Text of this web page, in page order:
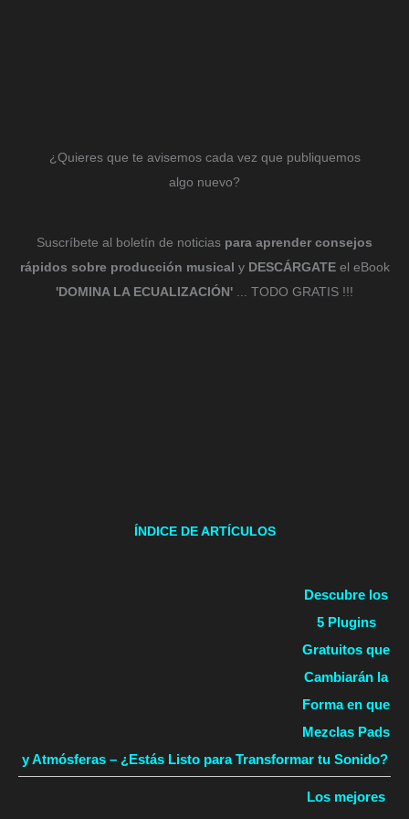
¿Quieres que te avisemos cada vez que publiquemos
algo nuevo?
Suscríbete al boletín de noticias para aprender consejos
rápidos sobre producción musical y DESCÁRGATEel eBook
'DOMINA LA ECUALIZACIÓN' ... TODO GRATIS !!!
ÍNDICE DE ARTÍCULOS
Descubre los
5 Plugins
Gratuitos que
Cambiarán la
Forma en que
Mezclas Pads
y Atmósferas – ¿Estás Listo para Transformar tu Sonido?
Los mejores